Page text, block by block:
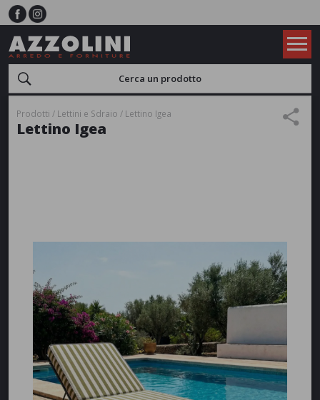
Prodotti Lettini e Sdraio Lettino Igea
Lettino Igea